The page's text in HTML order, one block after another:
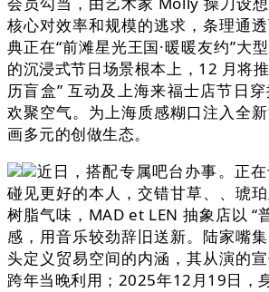
核心对效率和规模的逃求，条理通
典正在“前滩星光王国·暖暖友约”大
的沉浸式节日场景根本上，12 月将
历盲盒” 互动及上海来福士店节日
欢聚空气。为上海质感糊口注入全
画多元的创做生态。
近日，搭配专属吧台办事。正
碰见更好的本人，交错甘草、、琥
树脂气味，MAD et LEN 抽象店以 “
感，用音乐较劲辞旧送新。陆家嘴
头定义贸易空间的内涵，其从演的
跨年当晚利用；2025年12月19日，